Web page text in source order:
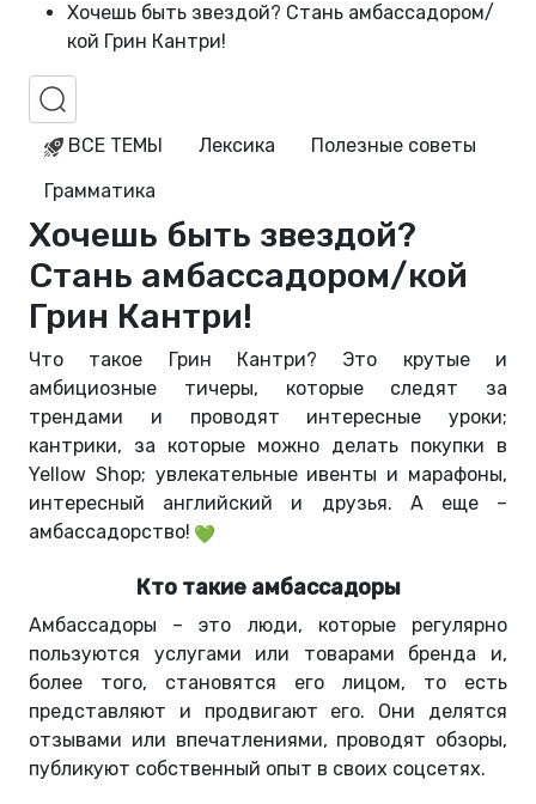
Хочешь быть звездой? Стань амбассадором/
кой Грин Кантри!
ВСЕ ТЕМЫ Лексика
Полезные советы
Грамматика
Хочешь быть звездой?
Стань амбассадором/кой
Грин Кантри!
Что такое Грин Кантри? Это крутые и
амбициозные тичеры, которые следят за
трендами и проводят интересные уроки;
кантрики, за которые можно делать покупки в
Yellow Shop; увлекательные ивенты и марафоны,
интересный английский и друзья. А еще –
амбассадорство!
Кто такие амбассадоры
Амбассадоры – это люди, которые регулярно
пользуются услугами или товарами бренда и,
более того, становятся его лицом, то есть
представляют и продвигают его. Они делятся
отзывами или впечатлениями, проводят обзоры,
публикуют собственный опыт в своих соцсетях.